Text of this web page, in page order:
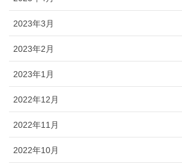
2023年3月
2023年2月
2023年1月
2022年12月
2022年11月
2022年10月